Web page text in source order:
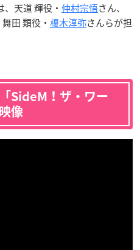
天道 輝役・ 仲村宗悟さん、
田 類役・ 榎木淳弥さんらが担
SideM！ザ・ワー
像